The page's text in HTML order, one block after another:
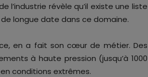
l’industrie révèle qu’il existe une liste
longue date dans ce domaine.
en a fait son cœur de métier. Des
à haute pression (jusqu’à 1000
conditions extrêmes.